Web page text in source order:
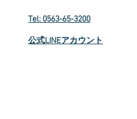
Tel: 0563-65-3200
​公式LINEアカウント